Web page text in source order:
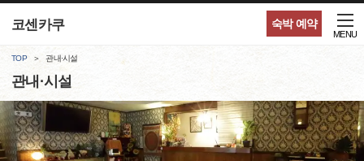
숙박 예약
코센카쿠
MENU
TOP 관내·시설
관내·시설